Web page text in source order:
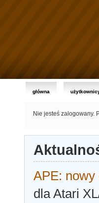
główna
Nie jesteś zalogowany.
APE: nowy
dla Atari